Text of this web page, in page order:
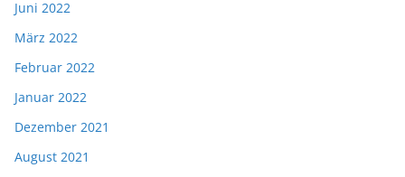
Juni 2022
März 2022
Februar 2022
Januar 2022
Dezember 2021
August 2021